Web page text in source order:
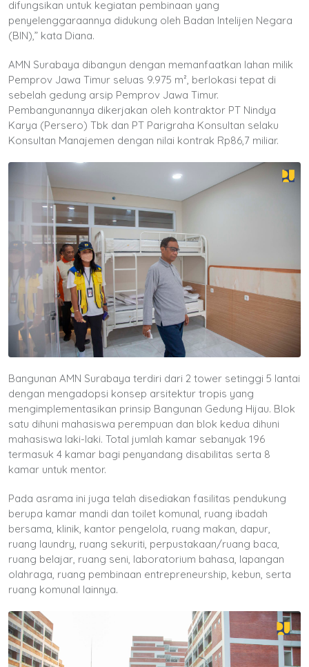
difungsikan untuk kegiatan pembinaan yang
penyelenggaraannya didukung oleh Badan Intelijen Negara
(BIN),” kata Diana.
AMN Surabaya dibangun dengan memanfaatkan lahan milik
Pemprov Jawa Timur seluas 9.975 m², berlokasi tepat di
sebelah gedung arsip Pemprov Jawa Timur.
Pembangunannya dikerjakan oleh kontraktor PT Nindya
Karya (Persero) Tbk dan PT Parigraha Konsultan selaku
Konsultan Manajemen dengan nilai kontrak Rp86,7 miliar.
Bangunan AMN Surabaya terdiri dari 2 tower setinggi 5 lantai
dengan mengadopsi konsep arsitektur tropis yang
mengimplementasikan prinsip Bangunan Gedung Hijau. Blok
satu dihuni mahasiswa perempuan dan blok kedua dihuni
mahasiswa laki-laki. Total jumlah kamar sebanyak 196
termasuk 4 kamar bagi penyandang disabilitas serta 8
kamar untuk mentor.
Pada asrama ini juga telah disediakan fasilitas pendukung
berupa kamar mandi dan toilet komunal, ruang ibadah
bersama, klinik, kantor pengelola, ruang makan, dapur,
ruang laundry, ruang sekuriti, perpustakaan/ruang baca,
ruang belajar, ruang seni, laboratorium bahasa, lapangan
olahraga, ruang pembinaan entrepreneurship, kebun, serta
ruang komunal lainnya.